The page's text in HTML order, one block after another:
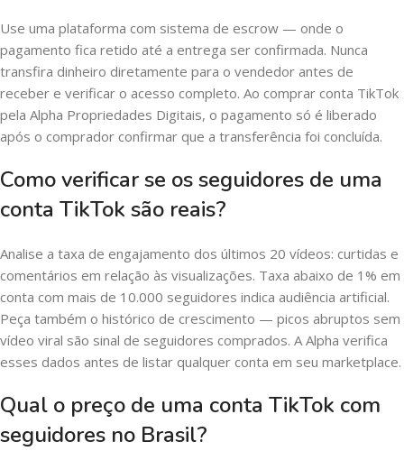
Use uma plataforma com sistema de escrow — onde o
pagamento fica retido até a entrega ser confirmada. Nunca
transfira dinheiro diretamente para o vendedor antes de
receber e verificar o acesso completo. Ao comprar conta TikTok
pela Alpha Propriedades Digitais, o pagamento só é liberado
após o comprador confirmar que a transferência foi concluída.
Como verificar se os seguidores de uma
conta TikTok são reais?
Analise a taxa de engajamento dos últimos 20 vídeos: curtidas e
comentários em relação às visualizações. Taxa abaixo de 1% em
conta com mais de 10.000 seguidores indica audiência artificial.
Peça também o histórico de crescimento — picos abruptos sem
vídeo viral são sinal de seguidores comprados. A Alpha verifica
esses dados antes de listar qualquer conta em seu marketplace.
Qual o preço de uma conta TikTok com
seguidores no Brasil?